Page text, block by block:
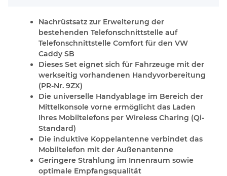
Nachrüstsatz zur Erweiterung der
bestehenden Telefonschnittstelle auf
Telefonschnittstelle Comfort für den VW
Caddy SB
Dieses Set eignet sich für Fahrzeuge mit der
werkseitig vorhandenen Handyvorbereitung
(PR-Nr. 9ZX)
Die universelle Handyablage im Bereich der
Mittelkonsole vorne ermöglicht das Laden
Ihres Mobiltelefons per Wireless Charing (Qi-
Standard)
Die induktive Koppelantenne verbindet das
Mobiltelefon mit der Außenantenne
Geringere Strahlung im Innenraum sowie
optimale Empfangsqualität